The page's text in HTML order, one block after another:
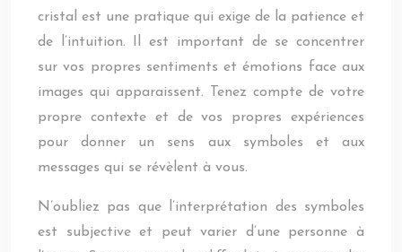
cristal est une pratique qui exige de la patience et
de l’intuition. Il est important de se concentrer
sur vos propres sentiments et émotions face aux
images qui apparaissent. Tenez compte de votre
propre contexte et de vos propres expériences
pour donner un sens aux symboles et aux
messages qui se révèlent à vous.
N’oubliez pas que l’interprétation des symboles
est subjective et peut varier d’une personne à